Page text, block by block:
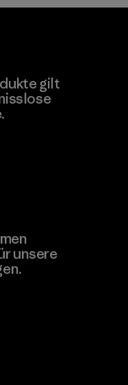
gilt
unsere